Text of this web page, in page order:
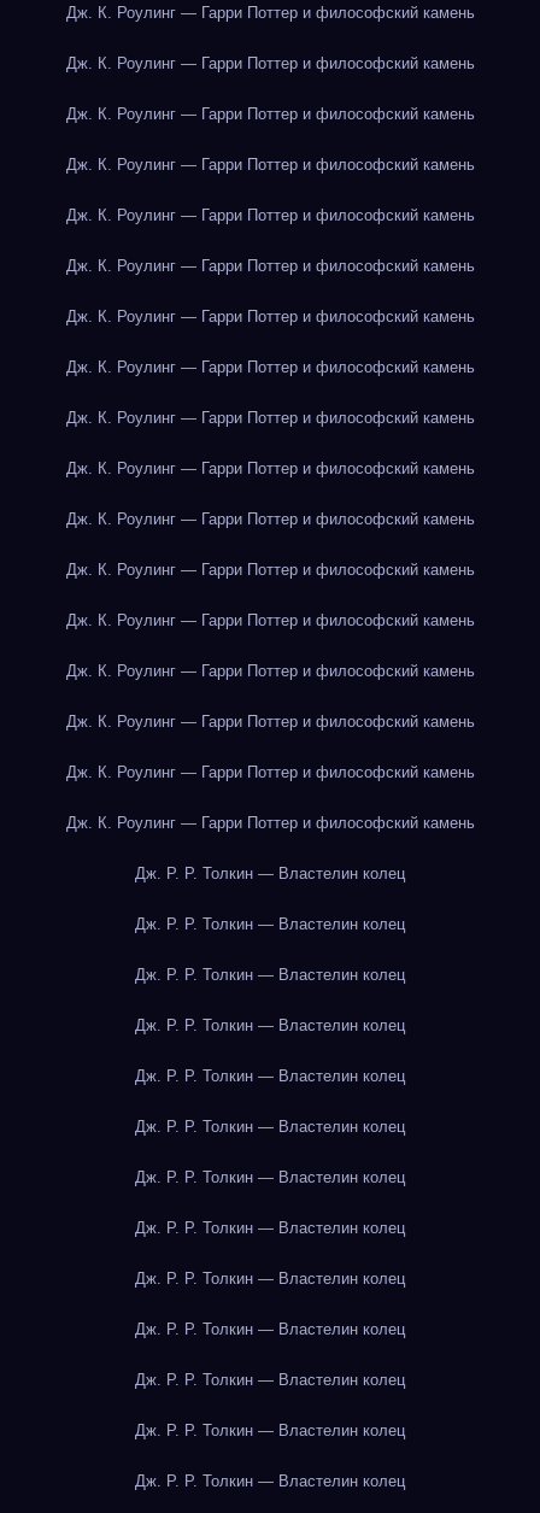
Дж. К. Роулинг — Гарри Поттер и философский камень
Дж. К. Роулинг — Гарри Поттер и философский камень
Дж. К. Роулинг — Гарри Поттер и философский камень
Дж. К. Роулинг — Гарри Поттер и философский камень
Дж. К. Роулинг — Гарри Поттер и философский камень
Дж. К. Роулинг — Гарри Поттер и философский камень
Дж. К. Роулинг — Гарри Поттер и философский камень
Дж. К. Роулинг — Гарри Поттер и философский камень
Дж. К. Роулинг — Гарри Поттер и философский камень
Дж. К. Роулинг — Гарри Поттер и философский камень
Дж. К. Роулинг — Гарри Поттер и философский камень
Дж. К. Роулинг — Гарри Поттер и философский камень
Дж. К. Роулинг — Гарри Поттер и философский камень
Дж. К. Роулинг — Гарри Поттер и философский камень
Дж. К. Роулинг — Гарри Поттер и философский камень
Дж. К. Роулинг — Гарри Поттер и философский камень
Дж. К. Роулинг — Гарри Поттер и философский камень
Дж. Р. Р. Толкин — Властелин колец
Дж. Р. Р. Толкин — Властелин колец
Дж. Р. Р. Толкин — Властелин колец
Дж. Р. Р. Толкин — Властелин колец
Дж. Р. Р. Толкин — Властелин колец
Дж. Р. Р. Толкин — Властелин колец
Дж. Р. Р. Толкин — Властелин колец
Дж. Р. Р. Толкин — Властелин колец
Дж. Р. Р. Толкин — Властелин колец
Дж. Р. Р. Толкин — Властелин колец
Дж. Р. Р. Толкин — Властелин колец
Дж. Р. Р. Толкин — Властелин колец
Дж. Р. Р. Толкин — Властелин колец